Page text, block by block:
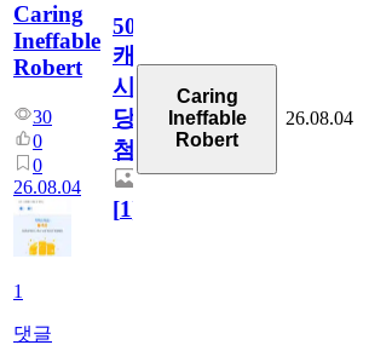
Caring
Ineffable
Robert
30
0
0
26.08.04
1
댓글
50
캐
시
당
첨
[1]
Caring
Ineffable
Robert
26.08.04